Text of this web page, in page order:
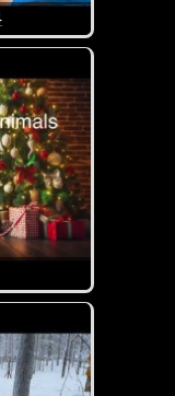
Einfach herrlich